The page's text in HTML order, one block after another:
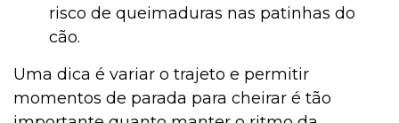
risco de queimaduras nas patinhas do
cão.
Uma dica é variar o trajeto e permitir
momentos de parada para cheirar é tão